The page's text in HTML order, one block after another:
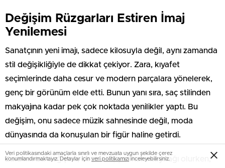
Değişim Rüzgarları Estiren İmaj
Yenilemesi
Sanatçının yeni imajı, sadece kilosuyla değil, aynı zamanda
stil değişikliğiyle de dikkat çekiyor. Zara, kıyafet
seçimlerinde daha cesur ve modern parçalara yönelerek,
genç bir görünüm elde etti. Bunun yanı sıra, saç stilinden
makyajına kadar pek çok noktada yenilikler yaptı. Bu
değişim, onu sadece müzik sahnesinde değil, moda
dünyasında da konuşulan bir figür haline getirdi.
Zara’nın bu değişimi, birçok kişiye ilham kaynağı olurken,
Veri politikasındaki amaçlarla sınırlı ve mevzuata uygun şekilde çerez
konumlandırmaktayız. Detaylar için veri politikamızı inceleyebilirsiniz.